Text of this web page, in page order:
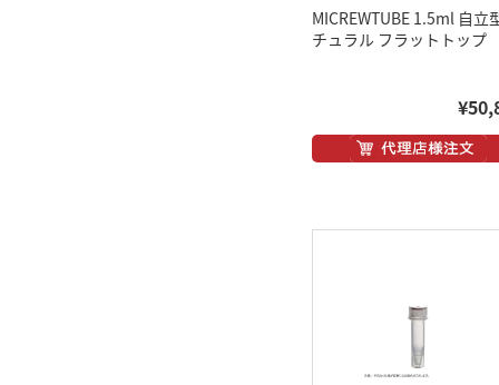
MICREWTUBE 1.5ml 自立
チュラル フラットトップ